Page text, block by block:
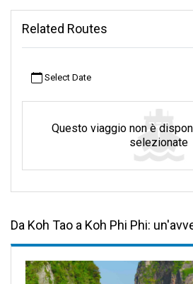
Related Routes
Select Date
Questo viaggio non è
selezionate
Da Koh Tao a Koh Phi Phi: